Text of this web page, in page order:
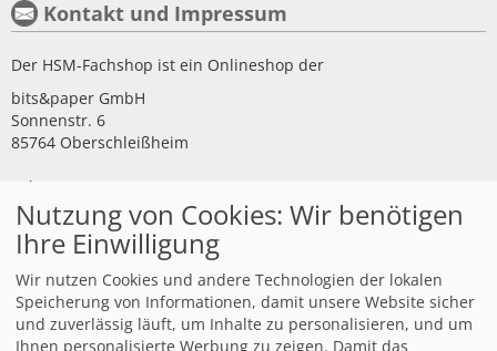
Kontakt und Impressum
Der HSM-Fachshop ist ein Onlineshop der
bits&paper GmbH
Sonnenstr. 6
85764 Oberschleißheim
Tel 089/315 70 30
Fax 089/315 33 45
Impressum
Kundeninformationen
Kundeninfo Deutschland
Nutzung von Cookies: Wir benötigen
Ihre Einwilligung
Wir nutzen Cookies und andere Technologien der lokalen
Speicherung von Informationen, damit unsere Website sicher
und zuverlässig läuft, um Inhalte zu personalisieren, und um
Ihnen personalisierte Werbung zu zeigen. Damit das